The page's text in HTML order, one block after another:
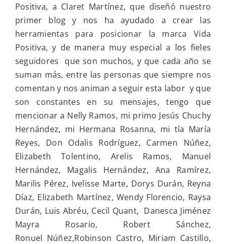
Positiva, a Claret Martínez, que diseñó nuestro
primer blog y nos ha ayudado a crear las
herramientas para posicionar la marca Vida
Positiva, y de manera muy especial a los fieles
seguidores que son muchos, y que cada año se
suman más, entre las personas que siempre nos
comentan y nos animan a seguir esta labor y que
son constantes en su mensajes, tengo que
mencionar a Nelly Ramos, mi primo Jesús Chuchy
Hernández, mi Hermana Rosanna, mi tía María
Reyes, Don Odalis Rodríguez, Carmen Núñez,
Elizabeth Tolentino, Arelis Ramos, Manuel
Hernández, Magalis Hernández, Ana Ramírez,
Marilis Pérez, Ivelisse Marte, Dorys Durán, Reyna
Díaz, Elizabeth Martínez, Wendy Florencio, Raysa
Durán, Luis Abréu, Cecil Quant, Danesca Jiménez
Mayra Rosario, Robert Sánchez,
Ronuel Núñez,Robinson Castro, Miriam Castillo,